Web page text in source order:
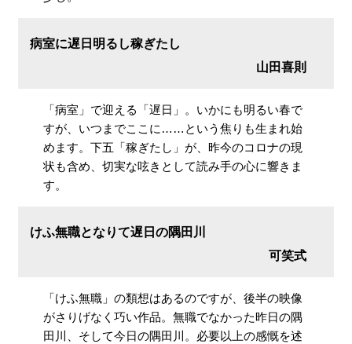
病室に遅日明るし稼ぎたし
山田喜則
「病室」で迎える「遅日」。いかにも明るい春で
すが、いつまでここに……という焦りも生まれ始
めます。下五「稼ぎたし」が、昨今のコロナの現
状も含め、切実な呟きとして読み手の心に響きま
す。
けふ無職となりて遅日の隅田川
可笑式
「けふ無職」の類想はあるのですが、後半の映像
がさりげなく巧い作品。無職でなかった昨日の隅
田川、そして今日の隅田川。必要以上の感慨を述